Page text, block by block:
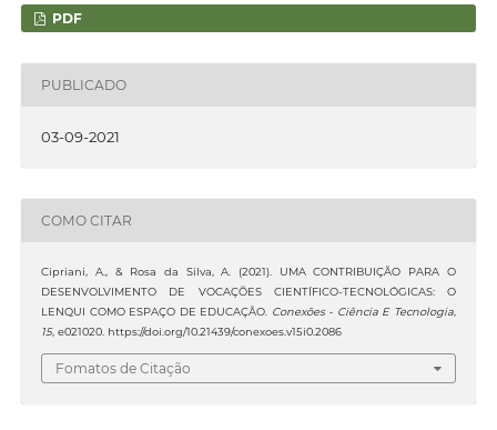
PDF
PUBLICADO
03-09-2021
COMO CITAR
Cipriani, A., & Rosa da Silva, A. (2021). UMA CONTRIBUIÇÃO PARA O
DESENVOLVIMENTO DE VOCAÇÕES CIENTÍFICO-TECNOLÓGICAS: O
LENQUI COMO ESPAÇO DE EDUCAÇÃO. Conexões - Ciência E Tecnologia,
15, e021020. https://doi.org/10.21439/conexoes.v15i0.2086
Fomatos de Citação